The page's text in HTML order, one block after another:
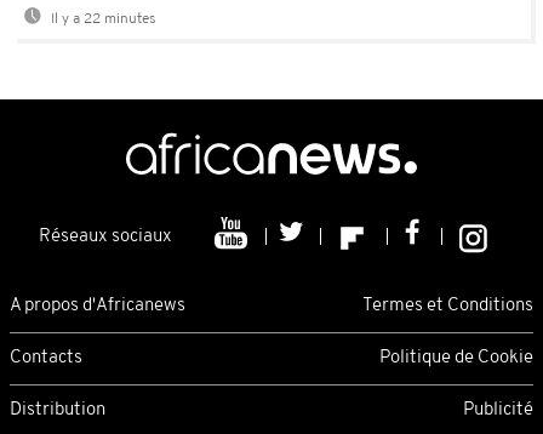
Il y a 22 minutes
Réseaux sociaux
A propos d'Africanews Termes et Conditions
Contacts Politique de Cookie
Distribution Publicité